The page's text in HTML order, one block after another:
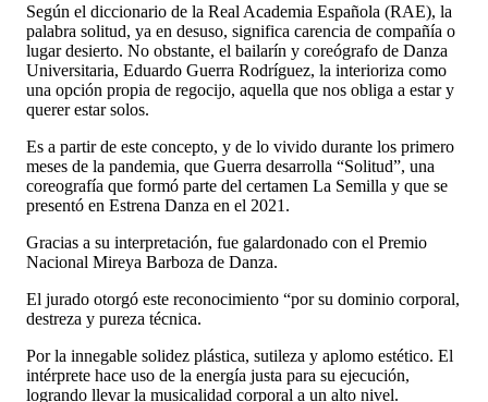
Según el diccionario de la Real Academia Española (RAE), la
palabra solitud, ya en desuso, significa carencia de compañía o
lugar desierto. No obstante, el bailarín y coreógrafo de Danza
Universitaria, Eduardo Guerra Rodríguez, la interioriza como
una opción propia de regocijo, aquella que nos obliga a estar y
querer estar solos.
Es a partir de este concepto, y de lo vivido durante los primero
meses de la pandemia, que Guerra desarrolla “Solitud”, una
coreografía que formó parte del certamen La Semilla y que se
presentó en Estrena Danza en el 2021.
Gracias a su interpretación, fue galardonado con el Premio
Nacional Mireya Barboza de Danza.
El jurado otorgó este reconocimiento “por su dominio corporal,
destreza y pureza técnica.
Por la innegable solidez plástica, sutileza y aplomo estético. El
intérprete hace uso de la energía justa para su ejecución,
logrando llevar la musicalidad corporal a un alto nivel.